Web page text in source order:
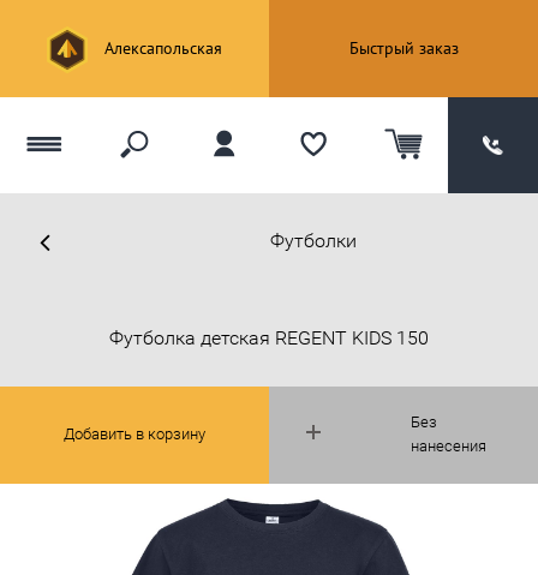
Алексапольская Быстрый заказ
Футболки
Без
нанесения
Футболка детская REGENT KIDS 150
Добавить в корзину